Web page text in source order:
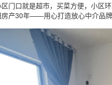
门口就是超市，买菜方便，小区
房产30年——用心打造放心中介品